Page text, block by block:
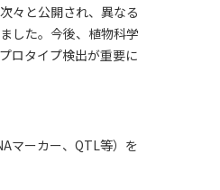
々と公開され、異なる
した。今後、植物科学
ロタイプ検出が重要に
マーカー、QTL等）を